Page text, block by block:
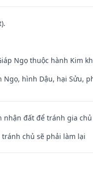
Ngọ thuộc hành Kim
hình Dậu, hại Sửu,
nhận đất để tránh gia
chủ sẽ phải làm lại